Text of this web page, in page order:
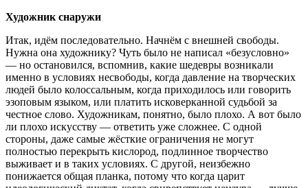
Художник снаружи
Итак, идём последовательно. Начнём с внешней свободы.
Нужна она художнику? Чуть было не написал «безусловно»
— но остановился, вспомнив, какие шедевры возникали
именно в условиях несвободы, когда давление на творческих
людей было колоссальным, когда приходилось или говорить
эзоповым языком, или платить исковерканной судьбой за
честное слово. Художникам, понятно, было плохо. А вот было
ли плохо искусству — ответить уже сложнее. С одной
стороны, даже самые жёсткие ограничения не могут
полностью перекрыть кислород, подлинное творчество
выживает и в таких условиях. С другой, неизбежно
понижается общая планка, потому что когда царит